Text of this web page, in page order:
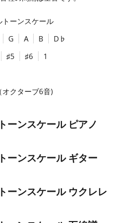
ーンスケール
G A B D ♭
♯5 ♯6 1
クターブ6音)
ーンスケール ピアノ
ーンスケール ギター
ーンスケール ウクレレ